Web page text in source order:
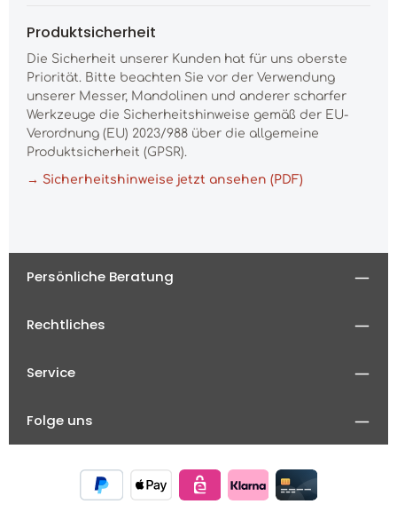
Produktsicherheit
Die Sicherheit unserer Kunden hat für uns oberste
Priorität. Bitte beachten Sie vor der Verwendung
unserer Messer, Mandolinen und anderer scharfer
Werkzeuge die Sicherheitshinweise gemäß der EU-
Verordnung (EU) 2023/988 über die allgemeine
Produktsicherheit (GPSR).
→ Sicherheitshinweise jetzt ansehen (PDF)
Persönliche Beratung
Rechtliches
Service
Folge uns